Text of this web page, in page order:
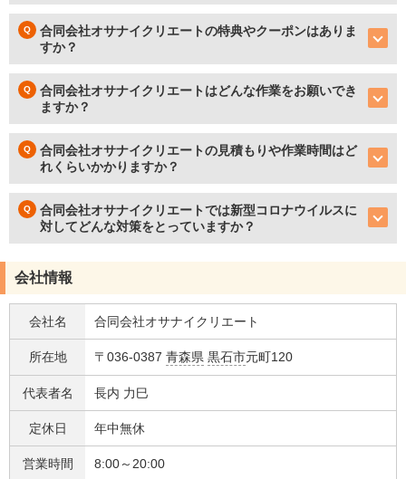
合同会社オサナイクリエートの特典やクーポンはありま
すか？
合同会社オサナイクリエートはどんな作業をお願いでき
ますか？
合同会社オサナイクリエートの見積もりや作業時間はど
れくらいかかりますか？
合同会社オサナイクリエートでは新型コロナウイルスに
対してどんな対策をとっていますか？
会社情報
会社名 合同会社オサナイクリエート
所在地 〒036-0387 青森県 黒石市元町120
代表者名 長内 力巳
定休日 年中無休
営業時間 8:00～20:00